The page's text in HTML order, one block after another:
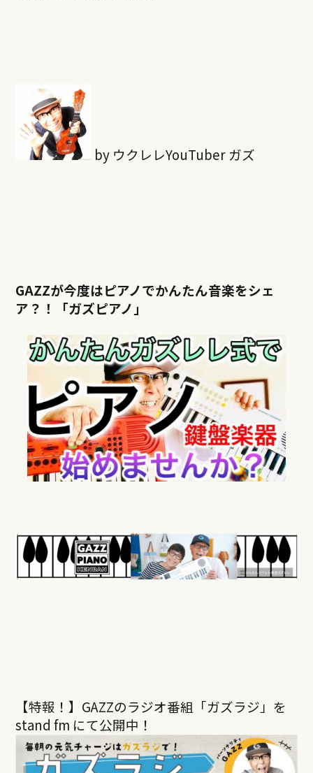
by ウクレレYouTuber ガズ
GAZZが今度はピアノでかんたん音楽をシェ
ア？！「ガズピアノ」
【特報！】GAZZのラジオ番組「ガズラジ」を
stand fm にて公開中！